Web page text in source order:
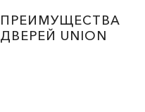
ПРЕИМУЩЕСТВА
ДВЕРЕЙ UNION